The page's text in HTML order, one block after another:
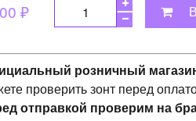
₽
розничный
проверить зонт перед
отправкой проверим на